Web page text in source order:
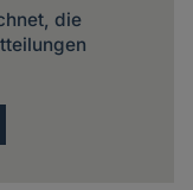
die